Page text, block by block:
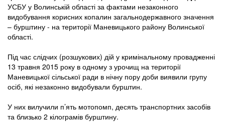
УСБУ у Волинській області за фактами незаконного
видобування корисних копалин загальнодержавного значення
– бурштину - на території Маневицького району Волинської
області.
Під час слідчих (розшукових) дій у кримінальному провадженні
13 травня 2015 року в одному з урочищ на території
Маневицької сільської ради в нічну пору доби виявили групу
осіб, які незаконно видобували бурштин.
У них вилучили п’ять мотопомп, десять транспортних засобів
та близько 2 кілограмів бурштину.